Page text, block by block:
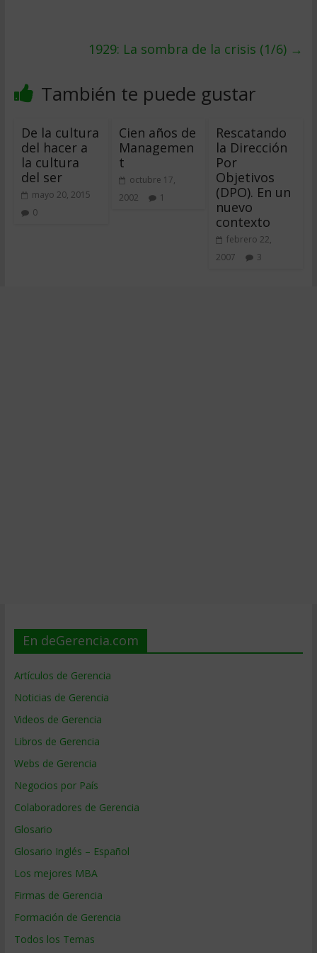
1929: La sombra de la crisis (1/6) →
También te puede gustar
De la cultura
del hacer a
la cultura
del ser
mayo 20, 2015
0
Cien años de
Managemen
t
octubre 17,
2002
1
Rescatando
la Dirección
Por
Objetivos
(DPO). En un
nuevo
contexto
febrero 22,
2007
3
En deGerencia.com
Artículos de Gerencia
Noticias de Gerencia
Videos de Gerencia
Libros de Gerencia
Webs de Gerencia
Negocios por País
Colaboradores de Gerencia
Glosario
Glosario Inglés – Español
Los mejores MBA
Firmas de Gerencia
Formación de Gerencia
Todos los Temas